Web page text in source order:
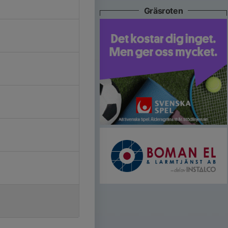
Gräsroten